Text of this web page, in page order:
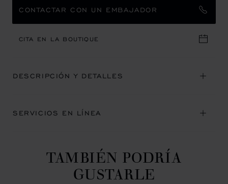
CONTACTAR CON UN EMBAJADOR
CITA EN LA BOUTIQUE
DESCRIPCIÓN Y DETALLES
SERVICIOS EN LÍNEA
TAMBIÉN PODRÍA
GUSTARLE